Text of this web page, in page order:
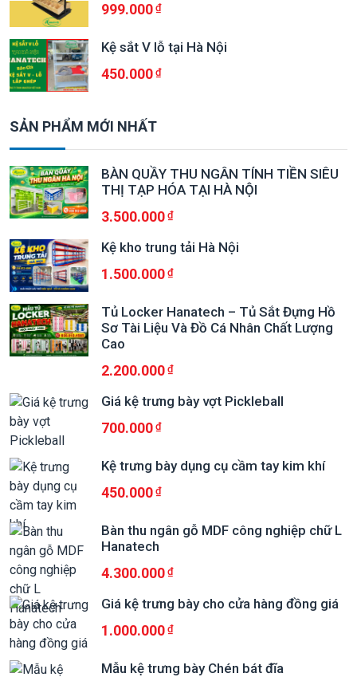
999.000
Kệ sắt V lỗ tại Hà Nội
450.000
SẢN PHẨM MỚI NHẤT
BÀN QUẦY THU NGÂN TÍNH TIỀN SIÊU
THỊ TẠP HÓA TẠI HÀ NỘI
3.500.000
Kệ kho trung tải Hà Nội
1.500.000
Tủ Locker Hanatech – Tủ Sắt Đựng Hồ
Sơ Tài Liệu Và Đồ Cá Nhân Chất Lượng
Cao
2.200.000
Giá kệ trưng bày vợt Pickleball
700.000
Kệ trưng bày dụng cụ cầm tay kim khí
450.000
Bàn thu ngân gỗ MDF công nghiệp chữ L
Hanatech
4.300.000
Giá kệ trưng bày cho cửa hàng đồng giá
1.000.000
Mẫu kệ trưng bày Chén bát đĩa